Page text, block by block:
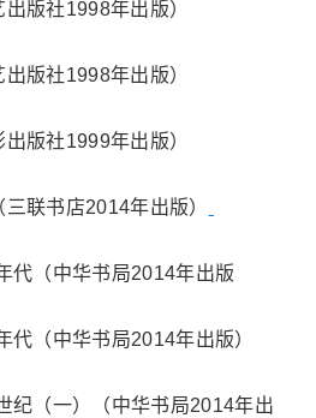
版社1998年出版）
版社1998年出版）
版社1999年出版）
联书店2014年出版）
代（中华书局2014年出版
代（中华书局2014年出版）
纪（一）（中华书局2014年出